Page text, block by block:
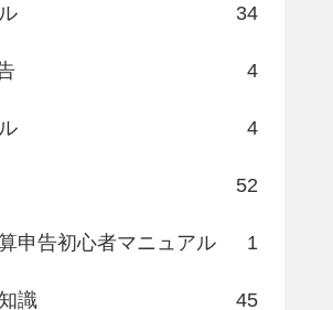
34
4
4
52
申告初心者マニュアル 1
識 45